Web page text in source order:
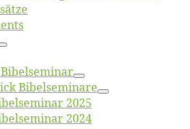
Bibelseminare
2025
2024